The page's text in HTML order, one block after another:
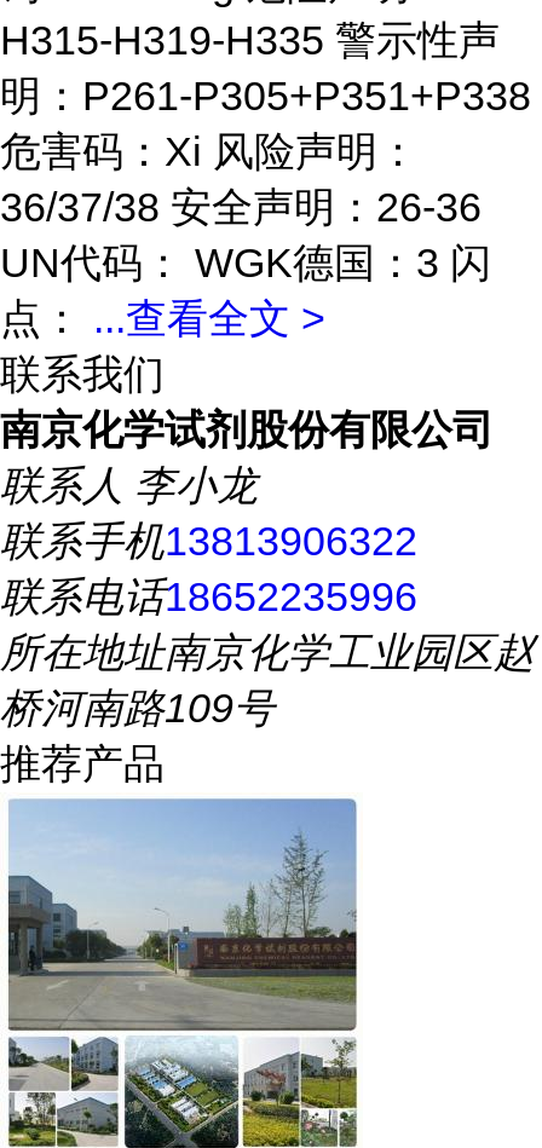
H315-H319-H335 警示性声
明：P261-P305+P351+P338
危害码：Xi 风险声明：
36/37/38 安全声明：26-36
UN代码： WGK德国：3 闪
点： ...查看全文 >
联系我们
南京化学试剂股份有限公司
联系人 李小龙
联系手机13813906322
联系电话18652235996
所在地址南京化学工业园区赵
桥河南路109号
推荐产品